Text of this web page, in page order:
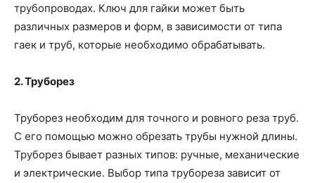
трубопроводах. Ключ для гайки может быть
различных размеров и форм, в зависимости от типа
гаек и труб, которые необходимо обрабатывать.
2. Труборез
Труборез необходим для точного и ровного реза труб.
С его помощью можно обрезать трубы нужной длины.
Труборез бывает разных типов: ручные, механические
и электрические. Выбор типа трубореза зависит от